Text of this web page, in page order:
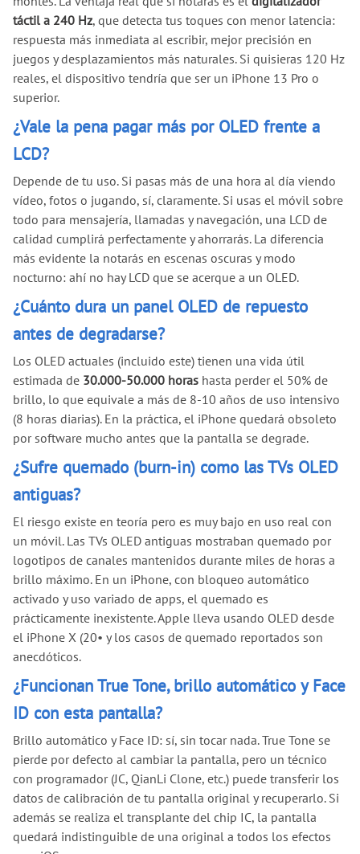
táctil a 240 Hz, que detecta tus toques con menor latencia:
respuesta más inmediata al escribir, mejor precisión en
juegos y desplazamientos más naturales. Si quisieras 120 Hz
reales, el dispositivo tendría que ser un iPhone 13 Pro o
superior.
¿Vale la pena pagar más por OLED frente a
LCD?
Depende de tu uso. Si pasas más de una hora al día viendo
vídeo, fotos o jugando, sí, claramente. Si usas el móvil sobre
todo para mensajería, llamadas y navegación, una LCD de
calidad cumplirá perfectamente y ahorrarás. La diferencia
más evidente la notarás en escenas oscuras y modo
nocturno: ahí no hay LCD que se acerque a un OLED.
¿Cuánto dura un panel OLED de repuesto
antes de degradarse?
Los OLED actuales (incluido este) tienen una vida útil
estimada de 30.000-50.000 horas hasta perder el 50% de
brillo, lo que equivale a más de 8-10 años de uso intensivo
(8 horas diarias). En la práctica, el iPhone quedará obsoleto
por software mucho antes que la pantalla se degrade.
¿Sufre quemado (burn-in) como las TVs OLED
antiguas?
El riesgo existe en teoría pero es muy bajo en uso real con
un móvil. Las TVs OLED antiguas mostraban quemado por
logotipos de canales mantenidos durante miles de horas a
brillo máximo. En un iPhone, con bloqueo automático
activado y uso variado de apps, el quemado es
prácticamente inexistente. Apple lleva usando OLED desde
el iPhone X (20• y los casos de quemado reportados son
anecdóticos.
¿Funcionan True Tone, brillo automático y Face
ID con esta pantalla?
Brillo automático y Face ID: sí, sin tocar nada. True Tone se
pierde por defecto al cambiar la pantalla, pero un técnico
con programador (JC, QianLi Clone, etc.) puede transferir los
datos de calibración de tu pantalla original y recuperarlo. Si
además se realiza el transplante del chip IC, la pantalla
quedará indistinguible de una original a todos los efectos